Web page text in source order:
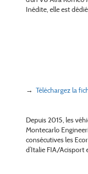
Inédite, elle est
→Téléchargez la
Depuis 2015, les
Montecarlo
consécutives les
d’Italie FIA/Acisport